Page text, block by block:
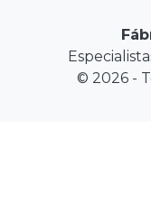
© 2026 -